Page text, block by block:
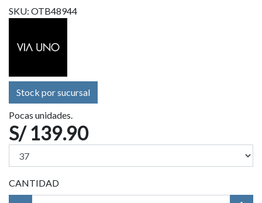
SKU: OTB48944
Stock por sucursal
Pocas unidades.
S/ 139.90
CANTIDAD